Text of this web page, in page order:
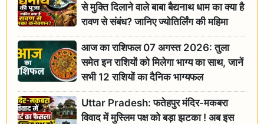
से मुक्ति दिलाने वाले बाबा बैद्यनाथ धाम का क्या है
रावण से संबंध? जानिए ज्योतिर्लिंग की महिमा
आज का राशिफल 07 अगस्त 2026: तुला
समेत इन राशियों को मिलेगा भाग्य का साथ, जानें
सभी 12 राशियों का दैनिक भाग्यफल
Uttar Pradesh: फतेहपुर मंदिर-मकबरा
विवाद में मुस्लिम पक्ष को बड़ा झटका ! अब इस